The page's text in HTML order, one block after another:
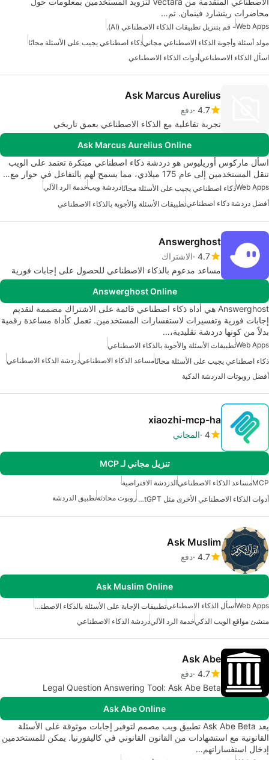
محاضرات ريتشارد فينمان. تم…
Web Apps- قم بتنزيل تطبيقات الذكاء الاصطناعي (AI).
مولد أسئلة وأجوبة الذكاء الاصطناعي مجانيذكاء اصطناعي يجيب على الأسئلة مجانًا
اسأل الذكاء الاصطناعيأدوات الذكاء الاصطناعي
Ask Marcus Aurelius
4.7 دفع
تجربة تفاعلية مع الذكاء الاصطناعي بعمق تاريخي
Ask Marcus Aurelius Online
اسأل ماركوس أوريليوس هو دردشة ذكاء اصطناعي مبتكرة تعتمد على الويب
تنقل المستخدمين إلى عام 175 ميلادي، مما يسمح لهم بالتفاعل في حوار مع…
Web Appsذكاء اصطناعي يجيب على الأسئلة مجانًادردشة ويبخدمة الرد الآلي
أفضل دردشة ذكاء اصطناعيتطبيقات الأسئلة والأجوبة بالذكاء الاصطناعي
Answerghost
4.7 الاشتراك
مساعد مدعوم بالذكاء الاصطناعي للحصول على إجابات فورية
Answerghost Online
Answerghost هي أداة ذكاء اصطناعي قائمة على الاشتراك مصممة لتقديم
إجابات فورية وتفسيرات لاستفسارات المستخدمين. تعمل كأداة مساعدة رقمية
بدلاً من كونها دردشة تقليدية،…
Web Appsتطبيقات الأسئلة والأجوبة بالذكاء الاصطناعي
ذكاء اصطناعي يجيب على الأسئلة مجانًامساعد الذكاء الاصطناعيدردشة الذكاء الاصطناعي
أفضل روبوتات الدردشة الذكية
xiaozhi-mcp-ha
4 المجاني
تنزيل مجاني لـ MCP
MCPمساعد الذكاء الاصطناعيالدردشة الافتراضية
أدوات الذكاء الاصطناعي الأخرى مثل ChatGPT روبوت محادثةتطبيق الدردشة
Ask Muslim
4.7 دفع
Ask Muslim Online
Web Appsاسأل الذكاء الاصطناعي
تطبيقات الإجابة على الأسئلة بالذكاء الاصطناعي
منشئ مواقع الويب الذكيخدمة الرد الآليدردشة الذكاء الاصطناعي
Ask Abe
4.7 دفع
Legal Question Answering Tool: Ask Abe Beta
Ask Abe Online
يعد Ask Abe Beta تطبيق ويب مصمم لتوفير إجابات موثوقة على الأسئلة
القانونية مع استشهادات من القانون القانوني في كاليفورنيا. يمكن للمستخدمين
إدخال استفساراتهم…